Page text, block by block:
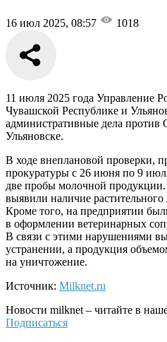
16 июл 2025, 08:57 1018
11 июля 2025 года Управление
Чувашской Республике и
административные дела
Ульяновске.
В ходе внеплановой проверки,
прокуратуры с 26 июня по 9
две пробы молочной
выявили наличие
Кроме того, на предприятии
в оформлении ветеринарных
В связи с этими нарушениями
устранении, а продукция
на уничтожение.
Источник: Milknet.ru
Новости milknet – читайте в
Подписаться